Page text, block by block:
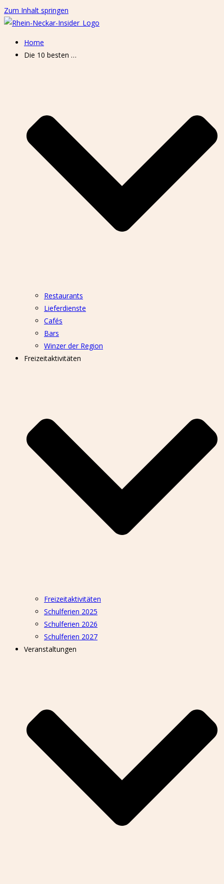
Zum Inhalt springen
Home
Die 10 besten …
Restaurants
Lieferdienste
Cafés
Bars
Winzer der Region
Freizeitaktivitäten
Freizeitaktivitäten
Schulferien 2025
Schulferien 2026
Schulferien 2027
Veranstaltungen